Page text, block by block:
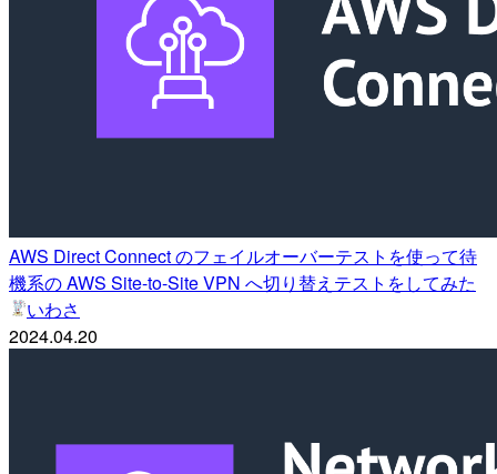
AWS Direct Connect のフェイルオーバーテストを使って待
機系の AWS Site-to-Site VPN へ切り替えテストをしてみた
いわさ
2024.04.20